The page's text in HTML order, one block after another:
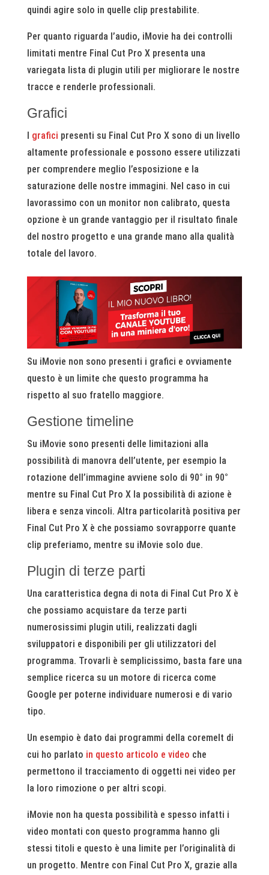
quindi agire solo in quelle clip prestabilite.
Per quanto riguarda l’audio, iMovie ha dei controlli
limitati mentre Final Cut Pro X presenta una
variegata lista di plugin utili per migliorare le nostre
tracce e renderle professionali.
Grafici
grafici presenti su Final Cut Pro X sono di un livello
altamente professionale e possono essere utilizzati
per comprendere meglio l’esposizione e la
saturazione delle nostre immagini. Nel caso in cui
lavorassimo con un monitor non calibrato, questa
opzione è un grande vantaggio per il risultato finale
del nostro progetto e una grande mano alla qualità
totale del lavoro.
Su iMovie non sono presenti i grafici e ovviamente
questo è un limite che questo programma ha
rispetto al suo fratello maggiore.
Gestione timeline
Su iMovie sono presenti delle limitazioni alla
possibilità di manovra dell’utente, per esempio la
rotazione dell’immagine avviene solo di 90° in 90°
mentre su Final Cut Pro X la possibilità di azione è
libera e senza vincoli. Altra particolarità positiva per
Final Cut Pro X è che possiamo sovrapporre quante
clip preferiamo, mentre su iMovie solo due.
Plugin di terze parti
Una caratteristica degna di nota di Final Cut Pro X è
che possiamo acquistare da terze parti
numerosissimi plugin utili, realizzati dagli
sviluppatori e disponibili per gli utilizzatori del
programma. Trovarli è semplicissimo, basta fare una
semplice ricerca su un motore di ricerca come
Google per poterne individuare numerosi e di vario
tipo.
Un esempio è dato dai programmi della coremelt di
cui ho parlato in questo articolo e video che
permettono il tracciamento di oggetti nei video per
la loro rimozione o per altri scopi.
iMovie non ha questa possibilità e spesso infatti i
video montati con questo programma hanno gli
stessi titoli e questo è una limite per l’originalità di
un progetto. Mentre con Final Cut Pro X, grazie alla